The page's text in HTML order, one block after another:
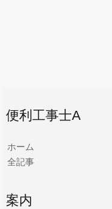
便利工事士A
ホーム
全記事
案内